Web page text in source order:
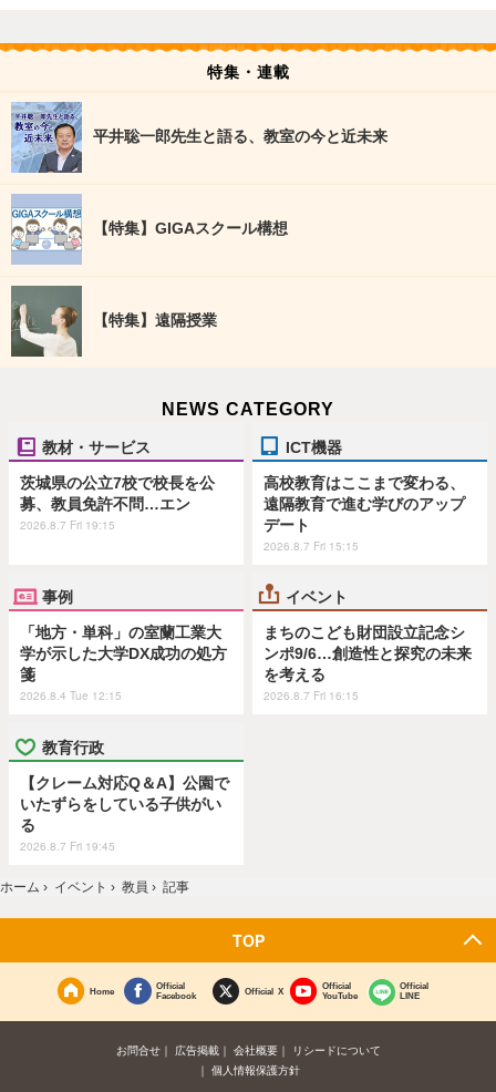
特集・連載
平井聡一郎先生と語る、教室の今と近未来
【特集】GIGAスクール構想
【特集】遠隔授業
NEWS CATEGORY
教材・サービス
茨城県の公立7校で校長を公
募、教員免許不問…エン
2026.8.7 Fri 19:15
ICT機器
高校教育はここまで変わる、
遠隔教育で進む学びのアップ
デート
2026.8.7 Fri 15:15
事例
「地方・単科」の室蘭工業大
学が示した大学DX成功の処方
箋
2026.8.4 Tue 12:15
イベント
まちのこども財団設立記念シ
ンポ9/6…創造性と探究の未来
を考える
2026.8.7 Fri 16:15
教育行政
【クレーム対応Q＆A】公園で
いたずらをしている子供がい
る
2026.8.7 Fri 19:45
ホーム › イベント › 教員 › 記事
TOP
Home
Official
Facebook
Official X
Official
YouTube
Official
LINE
お問合せ 広告掲載 会社概要
リシードについて
個人情報保護方針